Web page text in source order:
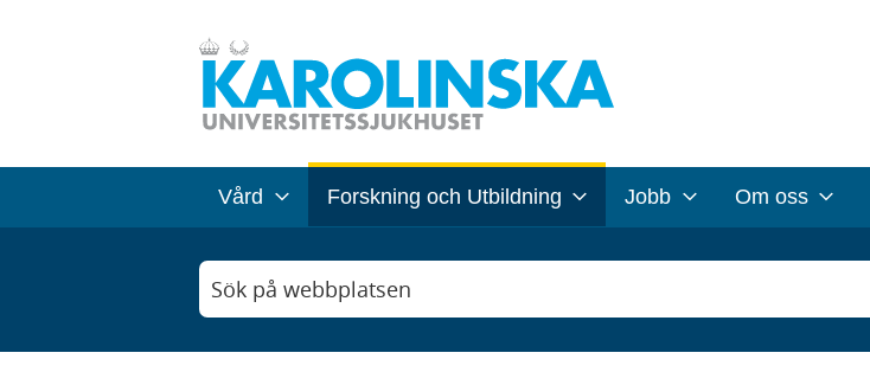
Vård Forskning och Utbildning Jobb Om oss
Sök på webbplatsen